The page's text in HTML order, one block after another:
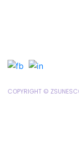
COPYRIGHT ©